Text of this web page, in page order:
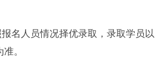
名人员情况择优录取，录取学员以
。